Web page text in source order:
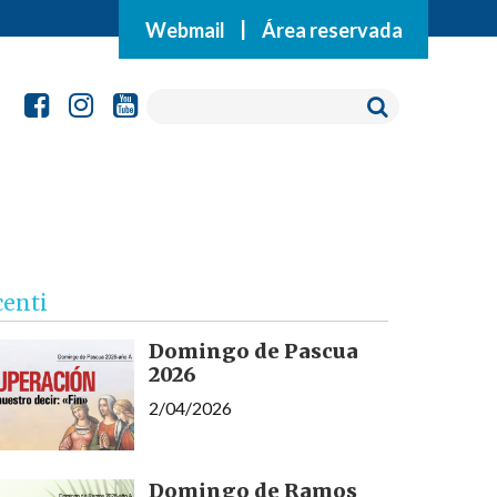
Webmail Área reservada
Domingo de Pascua
2026
2/04/2026
Domingo de Ramos